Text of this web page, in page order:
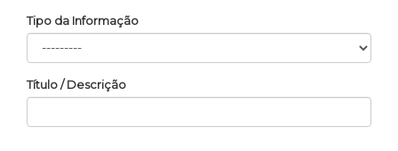
Tipo da Informação
Título / Descrição